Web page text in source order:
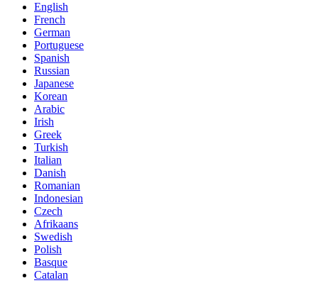
English
French
German
Portuguese
Spanish
Russian
Japanese
Korean
Arabic
Irish
Greek
Turkish
Italian
Danish
Romanian
Indonesian
Czech
Afrikaans
Swedish
Polish
Basque
Catalan